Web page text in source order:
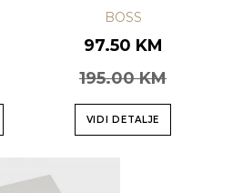
BOSS
97.50 KM
195.00 KM
VIDI DETALJE